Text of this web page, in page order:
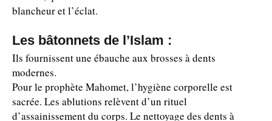
blancheur et l’éclat.
Les bâtonnets de l’Islam :
Ils fournissent une ébauche aux brosses à dents
modernes.
Pour le prophète Mahomet, l’hygiène corporelle est
sacrée. Les ablutions relèvent d’un rituel
d’assainissement du corps. Le nettoyage des dents à